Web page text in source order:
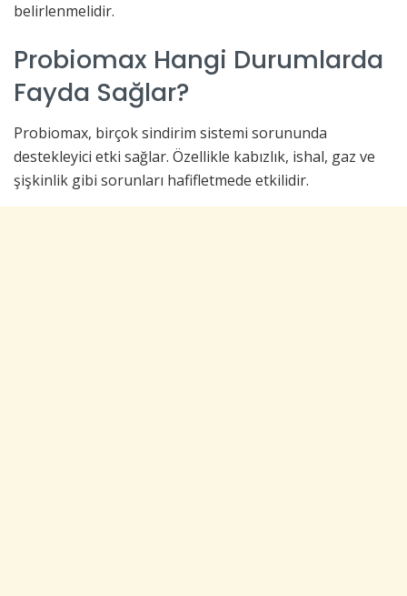
belirlenmelidir.
Probiomax Hangi Durumlarda
Fayda Sağlar?
Probiomax, birçok sindirim sistemi sorununda
destekleyici etki sağlar. Özellikle kabızlık, ishal, gaz ve
şişkinlik gibi sorunları hafifletmede etkilidir.